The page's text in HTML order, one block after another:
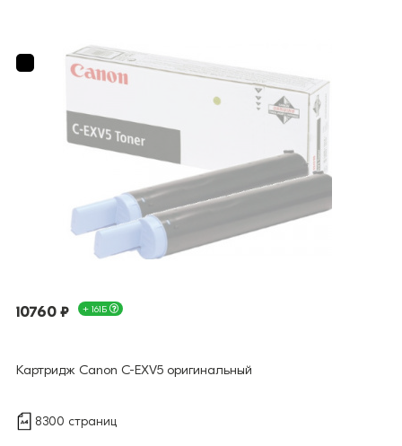
10760 ₽ + 161Б
Картридж Canon C-EXV5 оригинальный
8300 страниц